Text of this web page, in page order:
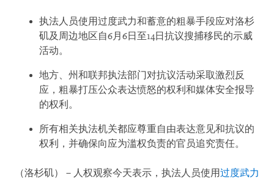
执法人员使用过度武力和蓄意的粗暴手段应对洛杉
矶及周边地区自6月6日至14日抗议搜捕移民的示威
活动。
地方、州和联邦执法部门对抗议活动采取激烈反
应，粗暴打压公众表达愤怒的权利和媒体安全报导
的权利。
所有相关执法机关都应尊重自由表达意见和抗议的
权利，并确保向应为滥权负责的官员追究责任。
（洛杉矶）－人权观察今天表示，执法人员使用过度武力